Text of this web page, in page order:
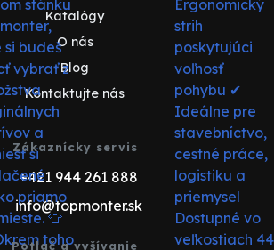
Katalógy
O nás
Blog
Kontaktujte nás
Zákaznícky servis
+421 944 261 888
info@topmonter.sk
Potlač a vyšívanie